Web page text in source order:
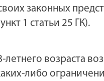
законных
1 статьи 25 ГК).
летнего возраста
либо